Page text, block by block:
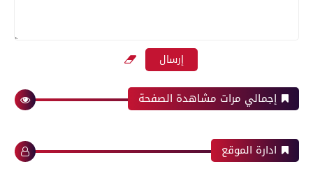
إجمالي مرات مشاهدة الصفحة
ادارة الموقع